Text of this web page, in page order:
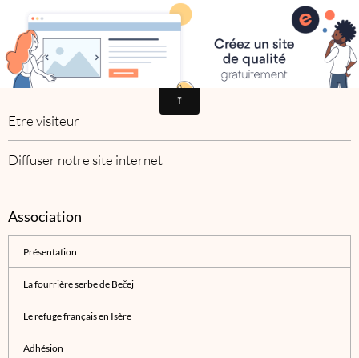
Nobody's dog France
Actions
Etre visiteur
Diffuser notre site internet
Association
Présentation
La fourrière serbe de Bečej
Le refuge français en Isère
Adhésion